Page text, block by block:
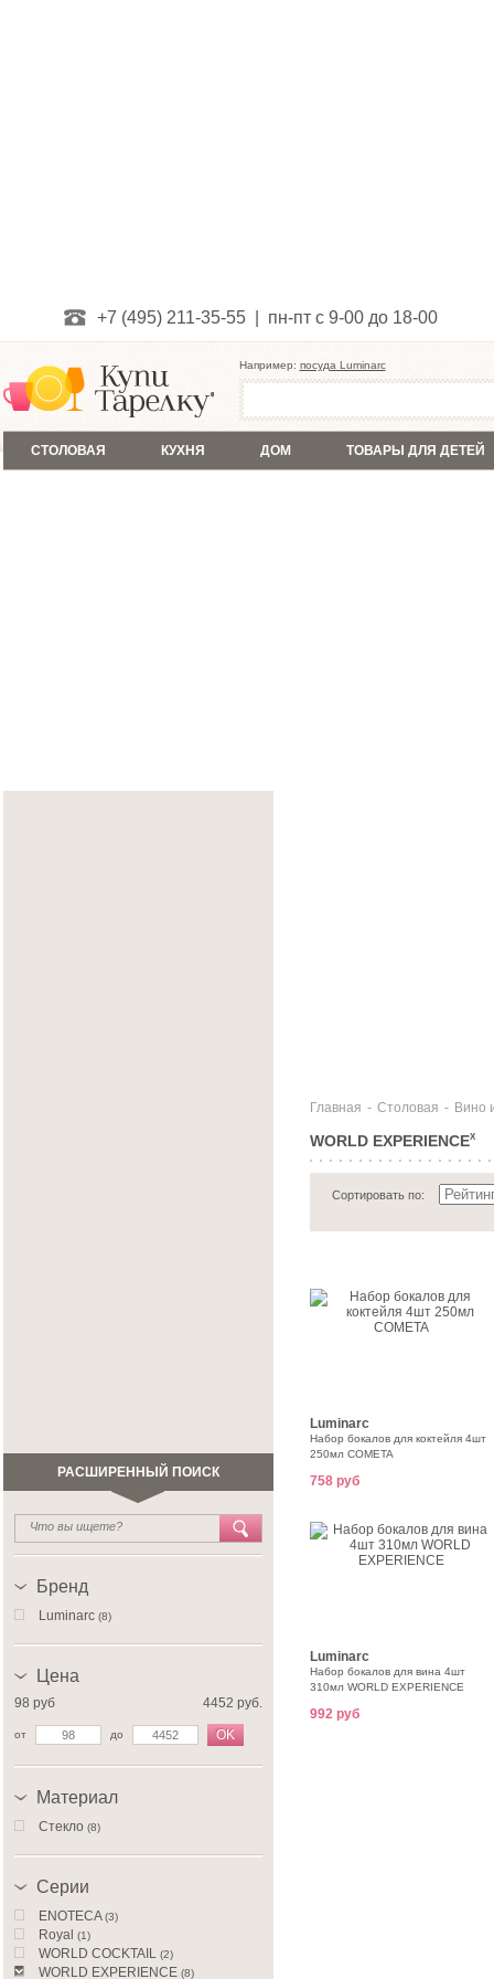
+7 (495) 211-35-55 | пн-пт с 9-00 до 18-00
Например: посуда Luminarc
СТОЛОВАЯ КУХНЯ ДОМ ТОВАРЫ ДЛЯ ДЕТЕЙ
РАСШИРЕННЫЙ ПОИСК
Бренд
Luminarc (8)
Цена
98 руб 4452 руб.
от до OK
Материал
Стекло (8)
Серии
ENOTECA(3)
Royal (1)
WORLD COCKTAIL (2)
WORLD EXPERIENCE (8)
Главная - Столовая - Вино
WORLD EXPERIENCEX
Сортировать по:
Luminarc
Набор бокалов для коктейля 4шт
250мл COMETA
758 руб
Luminarc
Набор бокалов для вина 4шт
310мл WORLD EXPERIENCE
992 руб